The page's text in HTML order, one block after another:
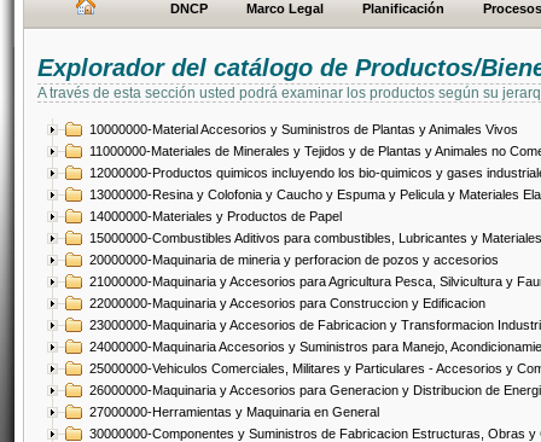
DNCP Marco Legal Planificación Procesos
Explorador del catálogo de Productos/
A través de esta sección usted podrá examinar los productos según su
10000000-Material Accesorios y Suministros de Plantas y Animales Vivos
11000000-Materiales de Minerales y Tejidos y de Plantas y Animales no
12000000-Productos quimicos incluyendo los bio-quimicos y gases
13000000-Resina y Colofonia y Caucho y Espuma y Pelicula y Materiales
14000000-Materiales y Productos de Papel
15000000-Combustibles Aditivos para combustibles, Lubricantes y
20000000-Maquinaria de mineria y perforacion de pozos y accesorios
21000000-Maquinaria y Accesorios para Agricultura Pesca, Silvicultura y
22000000-Maquinaria y Accesorios para Construccion y Edificacion
23000000-Maquinaria y Accesorios de Fabricacion y Transformacion
24000000-Maquinaria Accesorios y Suministros para Manejo,
25000000-Vehiculos Comerciales, Militares y Particulares - Accesorios y
26000000-Maquinaria y Accesorios para Generacion y Distribucion de
27000000-Herramientas y Maquinaria en General
30000000-Componentes y Suministros de Fabricacion Estructuras, Obras